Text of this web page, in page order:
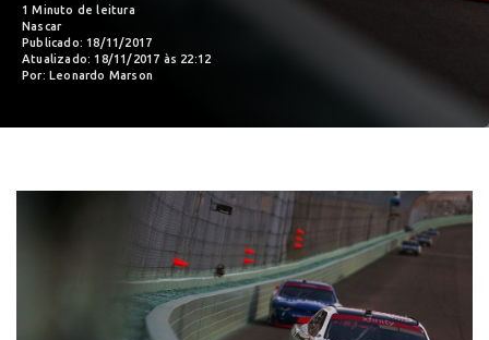
1 Minuto de leitura
Nascar
Publicado: 18/11/2017
Atualizado: 18/11/2017 às 22:12
Por: Leonardo Marson